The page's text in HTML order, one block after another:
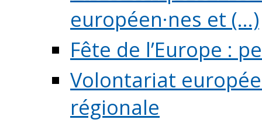
européen·nes et (...)
Fête de l’Europe :
Volontariat
régionale